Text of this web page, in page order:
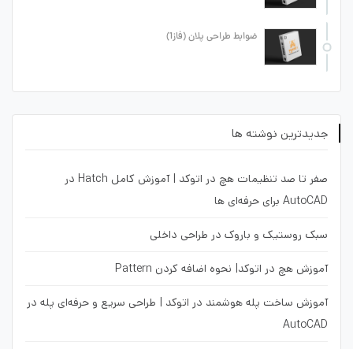
ضوابط طراحی پلان (فاز1)
جدیدترین نوشته ها
صفر تا صد تنظیمات هچ در اتوکد | آموزش کامل Hatch در
AutoCAD برای حرفه‌ای ها
سبک روستیک و باروک در طراحی داخلی
آموزش هچ در اتوکد| نحوه اضافه کردن Pattern
آموزش ساخت پله هوشمند در اتوکد | طراحی سریع و حرفه‌ای پله در
AutoCAD